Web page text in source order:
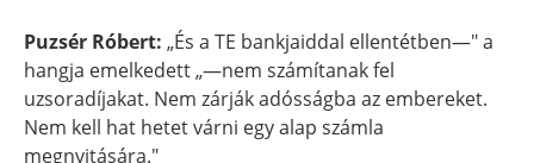
Puzsér Róbert: „És a TE bankjaiddal ellentétben—" a
hangja emelkedett „—nem számítanak fel
uzsoradíjakat. Nem zárják adósságba az embereket.
Nem kell hat hetet várni egy alap számla
megnyitására."